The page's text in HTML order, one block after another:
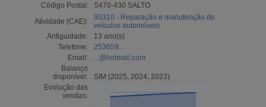
Código Postal:
5470-430 SALTO
Atividade (CAE):
95310 - Reparação e manutenção de
veículos automóveis
Antiguidade:
13 ano(s)
Telefone:
253659...
Email:
...@hotmail.com
Balanço
disponível:
SIM (2025, 2024, 2023)
Evolução das
vendas: